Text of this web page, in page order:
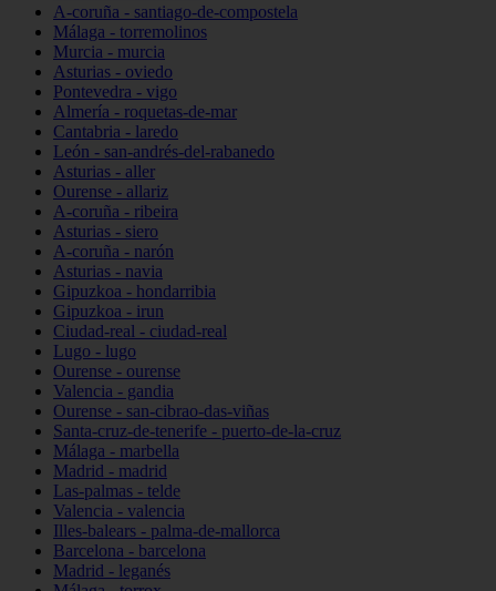
A-coruña - santiago-de-compostela
Málaga - torremolinos
Murcia - murcia
Asturias - oviedo
Pontevedra - vigo
Almería - roquetas-de-mar
Cantabria - laredo
León - san-andrés-del-rabanedo
Asturias - aller
Ourense - allariz
A-coruña - ribeira
Asturias - siero
A-coruña - narón
Asturias - navia
Gipuzkoa - hondarribia
Gipuzkoa - irun
Ciudad-real - ciudad-real
Lugo - lugo
Ourense - ourense
Valencia - gandia
Ourense - san-cibrao-das-viñas
Santa-cruz-de-tenerife - puerto-de-la-cruz
Málaga - marbella
Madrid - madrid
Las-palmas - telde
Valencia - valencia
Illes-balears - palma-de-mallorca
Barcelona - barcelona
Madrid - leganés